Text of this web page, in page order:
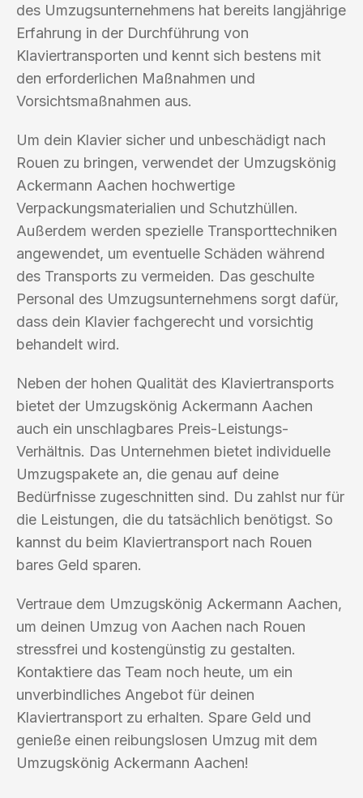
des Umzugsunternehmens hat bereits langjährige
Erfahrung in der Durchführung von
Klaviertransporten und kennt sich bestens mit
den erforderlichen Maßnahmen und
Vorsichtsmaßnahmen aus.
Um dein Klavier sicher und unbeschädigt nach
Rouen zu bringen, verwendet der Umzugskönig
Ackermann Aachen hochwertige
Verpackungsmaterialien und Schutzhüllen.
Außerdem werden spezielle Transporttechniken
angewendet, um eventuelle Schäden während
des Transports zu vermeiden. Das geschulte
Personal des Umzugsunternehmens sorgt dafür,
dass dein Klavier fachgerecht und vorsichtig
behandelt wird.
Neben der hohen Qualität des Klaviertransports
bietet der Umzugskönig Ackermann Aachen
auch ein unschlagbares Preis-Leistungs-
Verhältnis. Das Unternehmen bietet individuelle
Umzugspakete an, die genau auf deine
Bedürfnisse zugeschnitten sind. Du zahlst nur für
die Leistungen, die du tatsächlich benötigst. So
kannst du beim Klaviertransport nach Rouen
bares Geld sparen.
Vertraue dem Umzugskönig Ackermann Aachen,
um deinen Umzug von Aachen nach Rouen
stressfrei und kostengünstig zu gestalten.
Kontaktiere das Team noch heute, um ein
unverbindliches Angebot für deinen
Klaviertransport zu erhalten. Spare Geld und
genieße einen reibungslosen Umzug mit dem
Umzugskönig Ackermann Aachen!